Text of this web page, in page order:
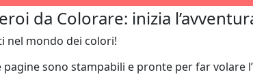
da Colorare: inizia
nel mondo dei colori!
pagine sono stampabili e pronte per far volare